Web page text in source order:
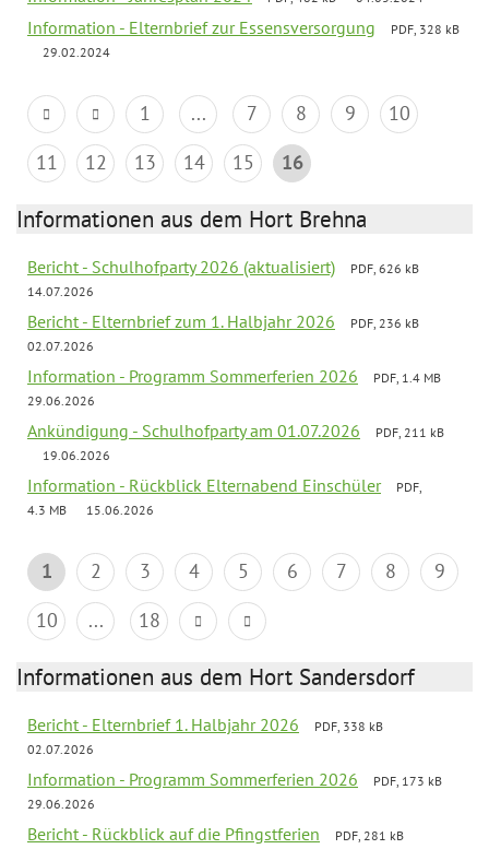
Information - Elternbrief zur Essensversorgung
PDF, 328 kB
29.02.2024
1 ... 7 8 9
10
11
12 13 14 15 16
Informationen aus dem Hort Brehna
Bericht - Schulhofparty 2026 (aktualisiert)
PDF, 626 kB
14.07.2026
Bericht - Elternbrief zum 1. Halbjahr 2026
PDF, 236 kB
02.07.2026
Information - Programm Sommerferien 2026
PDF, 1.4 MB
29.06.2026
Ankündigung - Schulhofparty am 01.07.2026
PDF, 211 kB
19.06.2026
Information - Rückblick Elternabend Einschüler
PDF,
4.3 MB
15.06.2026
1 2 3 4 5 6 7 8
9
10
... 18
Informationen aus dem Hort Sandersdorf
Bericht - Elternbrief 1. Halbjahr 2026
PDF, 338 kB
02.07.2026
Information - Programm Sommerferien 2026
PDF, 173 kB
29.06.2026
Bericht - Rückblick auf die Pfingstferien
PDF, 281 kB